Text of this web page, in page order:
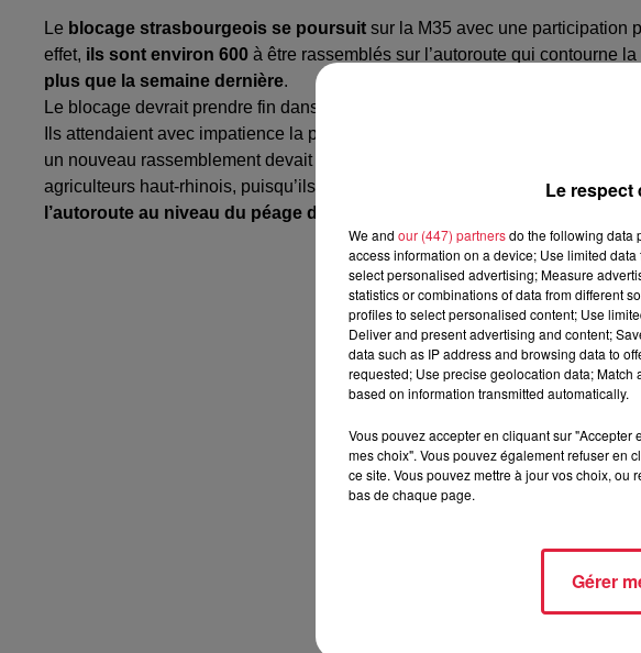
Le blocage strasbourgeois se poursuit sur la M35 avec une participation
effet, ils sont environ 600 à être rassemblés sur l’autoroute qui contourne
plus que la semaine dernière.
Le blocage devrait prendre fin dans la soirée.
Ils attendaient avec impatience la prise de parole du nouveau chef du
un nouveau rassemblement devait s’organiser.
Une prise de parole qui ne
agriculteurs haut-rhinois, puisqu’ils se rassemblent à nouveau.
Le blocage
l’autoroute au niveau du péage d'Ottmarsheim, il devrait durer au
Le respect
We and our (447) partnersdo the following data
access information on a device; Use limited
select personalised advertising; Measure
statistics or combinations of data from different
profiles to select personalised content; Use
Deliver and present advertising and content;
data such as IP address and browsing data to
requested; Use precise geolocation data;
based on information transmitted automatically.
Vous pouvez accepter en cliquant sur
mes choix". Vous pouvez également refuser en
ce site. Vous pouvez mettre à jour vos choix, ou
bas de chaque page.
Gérer